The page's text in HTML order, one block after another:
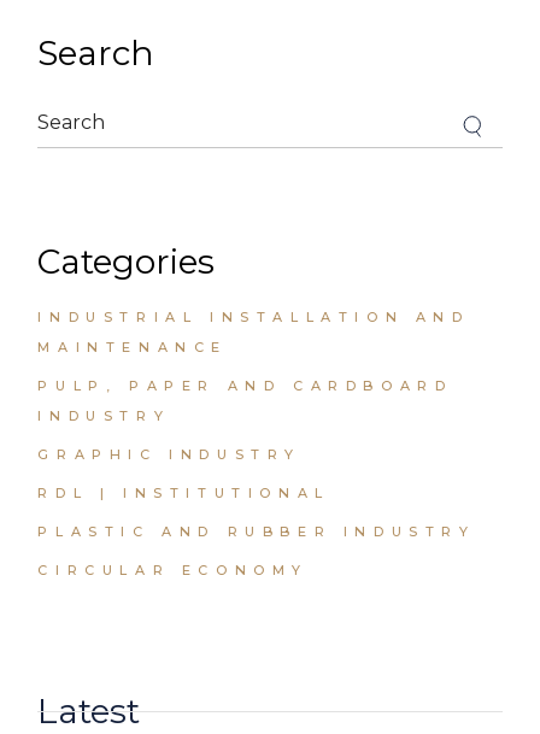
Search
Categories
INDUSTRIAL INSTALLATION AND
MAINTENANCE
PULP, PAPER AND CARDBOARD
INDUSTRY
GRAPHIC INDUSTRY
RDL | INSTITUTIONAL
PLASTIC AND RUBBER INDUSTRY
CIRCULAR ECONOMY
Latest